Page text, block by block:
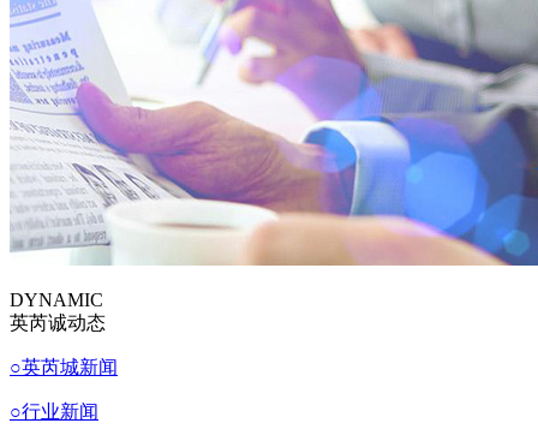
DYNAMIC
英芮诚动态
○英芮城新闻
○行业新闻